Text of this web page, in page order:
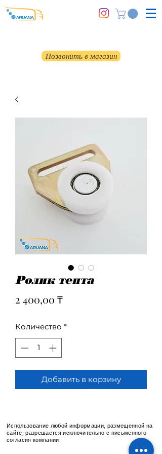
Позвонить в магазин
Ролик тента
2 400,00 ₸Цена
Количество *
Добавить в корзину
Использование любой информации, размещенной на
сайте, разрешается исключительно с письменного
согласия компании.